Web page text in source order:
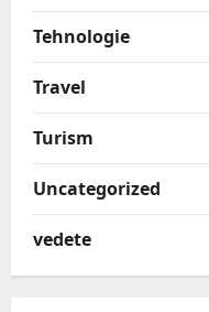
Tehnologie
Travel
Turism
Uncategorized
vedete